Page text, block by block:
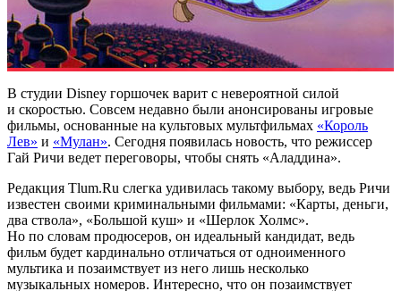
В студии Disney горшочек варит с невероятной силой
и скоростью. Совсем недавно были анонсированы игровые
фильмы, основанные на культовых мультфильмах «Король
Лев» и «Мулан». Сегодня появилась новость, что режиссер
Гай Ричи ведет переговоры, чтобы снять «Аладдина».
Редакция Tlum.Ru слегка удивилась такому выбору, ведь Ричи
известен своими криминальными фильмами: «Карты, деньги,
два ствола», «Большой куш» и «Шерлок Холмс».
Но по словам продюсеров, он идеальный кандидат, ведь
фильм будет кардинально отличаться от одноименного
мультика и позаимствует из него лишь несколько
музыкальных номеров. Интересно, что он позаимствует